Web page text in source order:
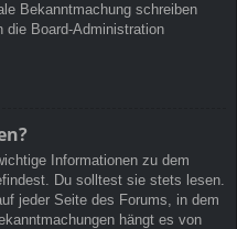
Bekanntmachung schreiben
die Board-Administration
Informationen zu dem
Du solltest sie stets lesen.
jeder Seite des Forums, in dem
hängt es von